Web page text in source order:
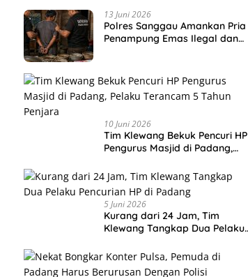
13 Juni 2026
Polres Sanggau Amankan Pria
Penampung Emas Ilegal dan
10 Juni 2026
Tim Klewang Bekuk Pencuri HP
Pengurus Masjid di Padang,
Penjara
5 Juni 2026
Kurang dari 24 Jam, Tim
Klewang Tangkap Dua Pelaku